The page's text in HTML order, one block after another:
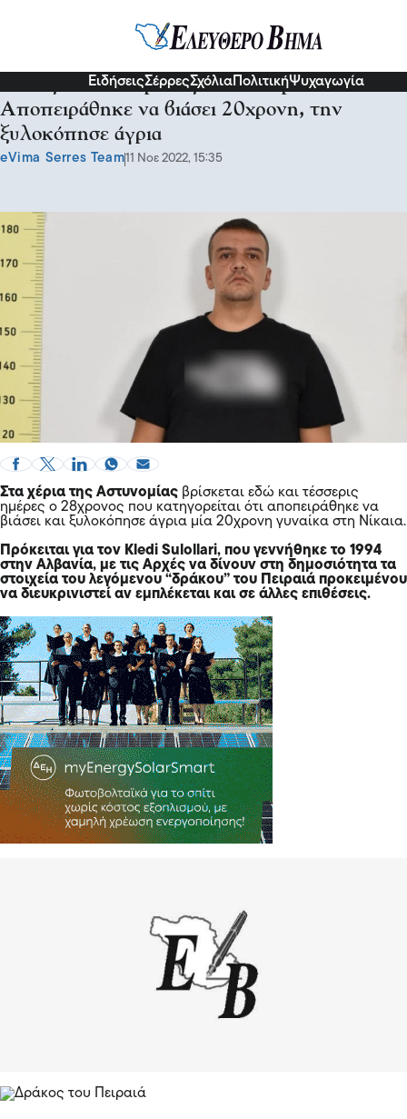
ΕιδήσειςΣέρρεςΣχόλια ΠολιτικήΨυχαγωγία
Αυτός είναι ο “δράκος” του Πειραιά:
Αποπειράθηκε να βιάσει 20χρονη, την
ξυλοκόπησε άγρια
eVima Serres Team11 Νοε 2022, 15:35
Στα χέρια της Αστυνομίας βρίσκεται εδώ και τέσσερις
ημέρες ο 28χρονος που κατηγορείται ότι αποπειράθηκε να
βιάσει και ξυλοκόπησε άγρια μία 20χρονη γυναίκα στη Νίκαια.
Πρόκειται για τον Kledi Sulollari, που γεννήθηκε το 1994
στην Αλβανία, με τις Αρχές να δίνουν στη δημοσιότητα τα
στοιχεία του λεγόμενου “δράκου” του Πειραιά προκειμένου
να διευκρινιστεί αν εμπλέκεται και σε άλλες επιθέσεις.
Η ανακοίνωση της ΕΛΑΣ
Δίνονται στη δημοσιότητα, κατόπιν σχετικής Διάταξης της
Εισαγγελίας Πρωτοδικών Πειραιά, τα στοιχεία ταυτότητας, οι
φωτογραφίες καθώς και η ασκηθείσα ποινική δίωξη σε βάρος
Σε βάρος του αλλοδαπού ασκήθηκε ποινική δίωξη για
απόπειρα βιασμού και βαριά σωματική βλάβη.